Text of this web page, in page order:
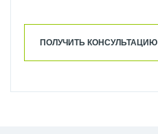
ПОЛУЧИТЬ КОНСУЛЬТАЦИЮ